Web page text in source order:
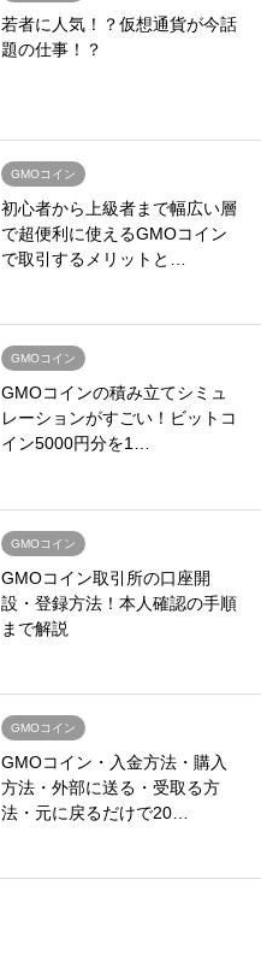
若者に人気！？仮想通貨が今話
題の仕事！？
GMOコイン
初心者から上級者まで幅広い層
で超便利に使えるGMOコイン
で取引するメリットと…
GMOコイン
GMOコインの積み立てシミュ
レーションがすごい！ビットコ
イン5000円分を1…
GMOコイン
GMOコイン取引所の口座開
設・登録方法！本人確認の手順
まで解説
GMOコイン
GMOコイン・入金方法・購入
方法・外部に送る・受取る方
法・元に戻るだけで20…